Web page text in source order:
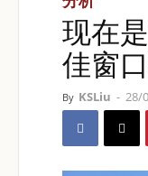
现在
佳窗
By KSLiu - 28/